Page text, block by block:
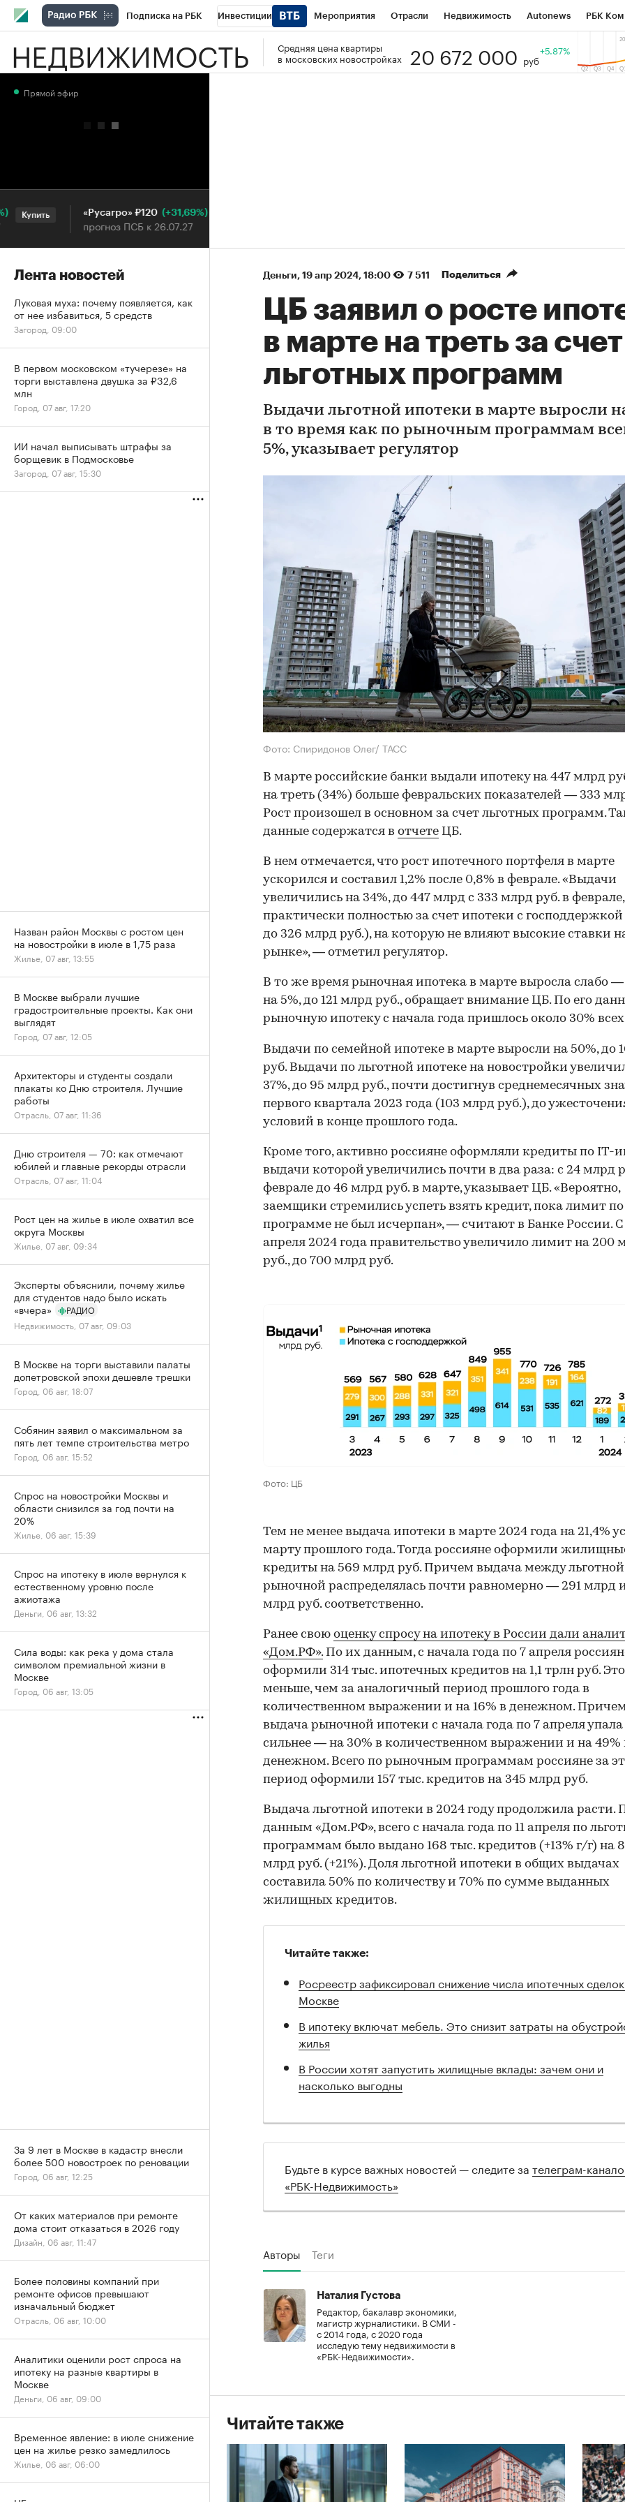
Подписка на РБК Инвестиции Мероприятия Отрасли Недвижимость Autonews РБК
РБК Вино Спорт Школа управления РБК РБК Образование Тренды
НЕДВИЖИМОСТЬ
Средняя цена квартиры
в московских новостройках
20 672 000 руб
+5.87%
Деньги⁠, 19 апр 2024, 18:00 7 511 Поделиться
ЦБ заявил о росте
в марте на треть за счет
льготных программ
Выдачи льготной ипотеки в марте выросли
в то время как по рыночным программам
5%, указывает регулятор
Фото: Спиридонов Олег/ ТАСС
В марте российские банки выдали ипотеку на 447 млрд
на треть (34%) больше февральских показателей — 333
Рост произошел в основном за счет льготных программ.
данные содержатся в отчете ЦБ.
В нем отмечается, что рост ипотечного портфеля в марте
ускорился и составил 1,2% после 0,8% в феврале. «Выдачи
увеличились на 34%, до 447 млрд с 333 млрд руб. в феврале,
практически полностью за счет ипотеки с господдержкой
до 326 млрд руб.), на которую не влияют высокие ставки
рынке», — отметил регулятор.
В то же время рыночная ипотека в марте выросла слабо —
на 5%, до 121 млрд руб., обращает внимание ЦБ. По его
рыночную ипотеку с начала года пришлось около 30%
00:00
Выдачи по семейной ипотеке в марте выросли на 50%, до
руб. Выдачи по льготной ипотеке на новостройки
37%, до 95 млрд руб., почти достигнув среднемесячных
первого квартала 2023 года (103 млрд руб.), до
условий в конце прошлого года.
Кроме того, активно россияне оформляли кредиты по IT-
выдачи которой увеличились почти в два раза: с 24 млрд
феврале до 46 млрд руб. в марте, указывает ЦБ. «Вероятно,
заемщики стремились успеть взять кредит, пока лимит по
программе не был исчерпан», — считают в Банке России. С
апреля 2024 года правительство увеличило лимит на 200
руб., до 700 млрд руб.
Фото: ЦБ
Тем не менее выдача ипотеки в марте 2024 года на 21,4%
марту прошлого года. Тогда россияне оформили
кредиты на 569 млрд руб. Причем выдача между
рыночной распределялась почти равномерно — 291 млрд
млрд руб. соответственно.
Ранее свою оценку спросу на ипотеку в России дали
«Дом.РФ».По их данным, с начала года по 7 апреля
оформили 314 тыс. ипотечных кредитов на 1,1 трлн руб. Это
меньше, чем за аналогичный период прошлого года в
количественном выражении и на 16% в денежном.
выдача рыночной ипотеки с начала года по 7 апреля
сильнее — на 30% в количественном выражении и на 49%
денежном. Всего по рыночным программам россияне за
период оформили 157 тыс. кредитов на 345 млрд руб.
Выдача льготной ипотеки в 2024 году продолжила расти.
данным «Дом.РФ», всего с начала года по 11 апреля по
программам было выдано 168 тыс. кредитов (+13% г/г) на
млрд руб. (+21%). Доля льготной ипотеки в общих выдачах
составила 50% по количеству и 70% по сумме выданных
жилищных кредитов.
Читайте также:
Росреестр зафиксировал снижение числа ипотечных
Москве
В ипотеку включат мебель. Это снизит затраты на
жилья
В России хотят запустить жилищные вклады: зачем они и
насколько выгодны
Будьте в курсе важных новостей — следите за телеграм-
«РБК-Недвижимость»
Авторы Теги
Наталия Густова
Редактор, бакалавр экономики,
магистр журналистики. В СМИ -
с 2014 года, с 2020 года
исследую тему недвижимости в
«РБК-Недвижимости».
Читайте также
Прямой эфир
Купить «Русагро» ₽120 (+31,69%)
прогноз ПСБ к 26.07.27
Купить
Лента новостей
Луковая муха: почему появляется, как
от нее избавиться, 5 средств
Загород, 09:00
В первом московском «тучерезе» на
торги выставлена двушка за ₽32,6
млн
Город, 07 авг, 17:20
ИИ начал выписывать штрафы за
борщевик в Подмосковье
Загород, 07 авг, 15:30
Назван район Москвы с ростом цен
на новостройки в июле в 1,75 раза
Жилье, 07 авг, 13:55
В Москве выбрали лучшие
градостроительные проекты. Как они
выглядят
Город, 07 авг, 12:05
Архитекторы и студенты создали
плакаты ко Дню строителя. Лучшие
работы
Отрасль, 07 авг, 11:36
Дню строителя — 70: как отмечают
юбилей и главные рекорды отрасли
Отрасль, 07 авг, 11:04
Рост цен на жилье в июле охватил все
округа Москвы
Жилье, 07 авг, 09:34
Эксперты объяснили, почему жилье
для студентов надо было искать
«вчера»
РАДИО
Недвижимость, 07 авг, 09:03
В Москве на торги выставили палаты
допетровской эпохи дешевле трешки
Город, 06 авг, 18:07
Собянин заявил о максимальном за
пять лет темпе строительства метро
Город, 06 авг, 15:52
Спрос на новостройки Москвы и
области снизился за год почти на
20%
Жилье, 06 авг, 15:39
Спрос на ипотеку в июле вернулся к
естественному уровню после
ажиотажа
Деньги, 06 авг, 13:32
Сила воды: как река у дома стала
символом премиальной жизни в
Москве
Город, 06 авг, 13:05
За 9 лет в Москве в кадастр внесли
более 500 новостроек по реновации
Город, 06 авг, 12:25
От каких материалов при ремонте
дома стоит отказаться в 2026 году
Дизайн, 06 авг, 11:47
Более половины компаний при
ремонте офисов превышают
изначальный бюджет
Отрасль, 06 авг, 10:00
Аналитики оценили рост спроса на
ипотеку на разные квартиры в
Москве
Деньги, 06 авг, 09:00
Временное явление: в июле снижение
цен на жилье резко замедлилось
Жилье, 06 авг, 06:00